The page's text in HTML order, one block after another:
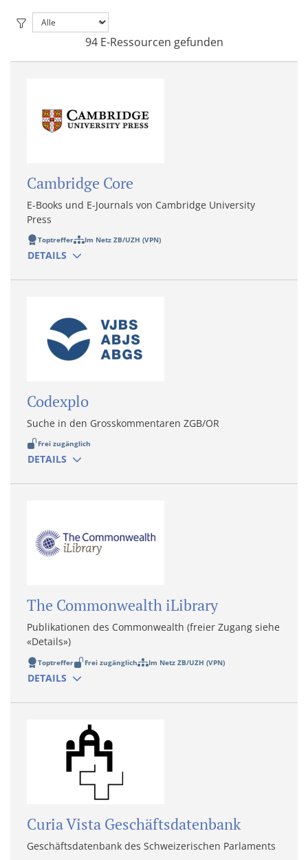
94 E-Ressourcen gefunden
Cambridge Core
E-Books und E-Journals von Cambridge University
Press
DETAILS
Toptreffer Im Netz ZB/UZH (VPN)
Codexplo
Suche in den Grosskommentaren ZGB/OR
DETAILS
Frei zugänglich
The Commonwealth iLibrary
Publikationen des Commonwealth (freier Zugang siehe
«Details»)
DETAILS
Toptreffer Frei zugänglich Im Netz ZB/UZH (VPN)
Curia Vista Geschäftsdatenbank
Geschäftsdatenbank des Schweizerischen Parlaments